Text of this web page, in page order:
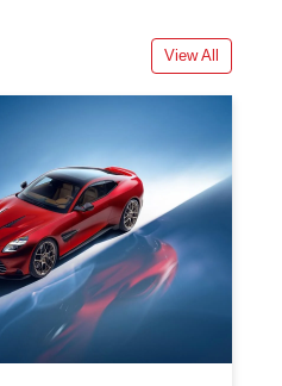
View All